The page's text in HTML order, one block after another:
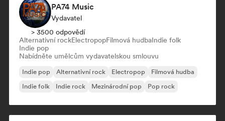
PA74 Music
Vydavatel
> 3500 odpovědí
Alternativní rockElectropopFilmová hudbaIndie folk
Indie pop
Nabídněte umělcům vydavatelskou smlouvu
Indie pop Alternativní rock Electropop
Filmová hudba
Indie folk
Indie rock Mezinárodní pop Pop rock